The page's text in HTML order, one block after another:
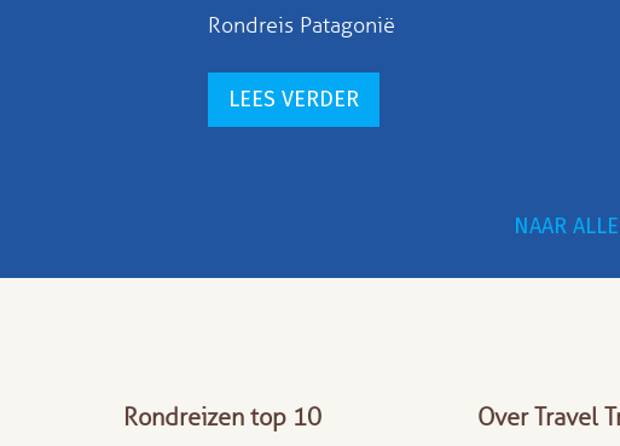
Rondreis Patagonië
LEES VERDER
NAAR
Rondreizen top 10 Over Travel